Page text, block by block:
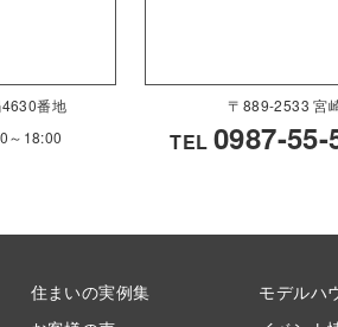
番地
～18:00
〒889-2533 宮
TEL0987-55-
住まいの実例集
モデルハ